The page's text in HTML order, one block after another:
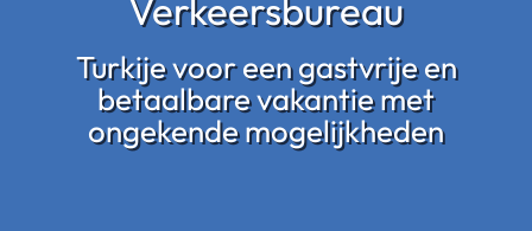
Verkeersbureau
Turkije voor een gastvrije en
betaalbare vakantie met
ongekende mogelijkheden